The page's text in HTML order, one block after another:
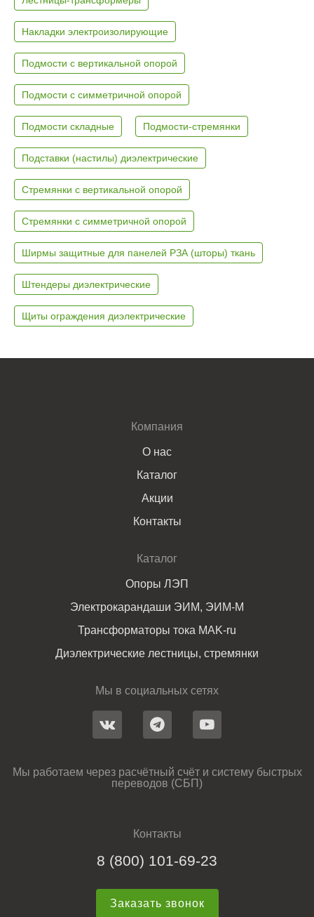
Накладки электроизолирующие
Подмости с вертикальной опорой
Подмости с симметричной опорой
Подмости складные Подмости-стремянки
Подставки (настилы) диэлектрические
Стремянки с вертикальной опорой
Стремянки с симметричной опорой
Ширмы защитные для панелей РЗА (шторы) ткань
Штендеры диэлектрические
Щиты ограждения диэлектрические
Компания
О нас
Каталог
Акции
Контакты
Каталог
Опоры ЛЭП
Электрокарандаши ЭИМ, ЭИМ-М
Трансформаторы тока MAK-ru
Диэлектрические лестницы, стремянки
Мы в социальных сетях
Мы работаем через расчётный счёт и систему быстрых
переводов (СБП)
Контакты
8 (800) 101-69-23
Заказать звонок